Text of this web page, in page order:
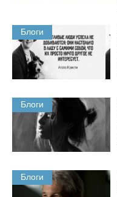
Блоги
Блоги
Блоги